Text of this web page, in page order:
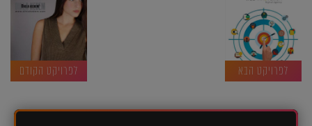
לפרויקט הבא לפרויקט הקודם